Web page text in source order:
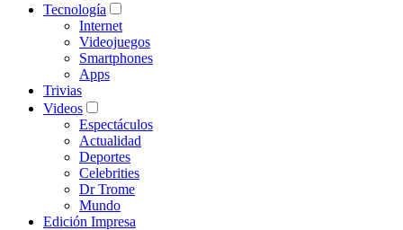
Tecnología
Internet
Videojuegos
Smartphones
Apps
Trivias
Videos
Espectáculos
Actualidad
Deportes
Celebrities
Dr Trome
Mundo
Edición Impresa